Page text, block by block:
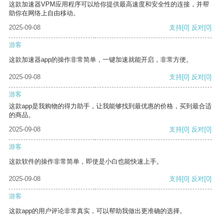
这款加速器VPM应用程序可以给你提供最高速度和安全性的连接，并帮
助你在网络上自由移动。
2025-09-08
支持[0] 反对[0]
游客
这款加速器app的操作非常简单，一键加速就能开启，非常方便。
2025-09-08 支持[0] 反对[0]
游客
这款app是我购物的得力助手，让我能够找到最优惠的价格，买到最合适
的商品。
2025-09-08
支持[0] 反对[0]
游客
这款软件的操作非常简单，即使是小白也能快速上手。
2025-09-08 支持[0] 反对[0]
游客
这款app的用户评论非常真实，可以帮助我做出更准确的选择。